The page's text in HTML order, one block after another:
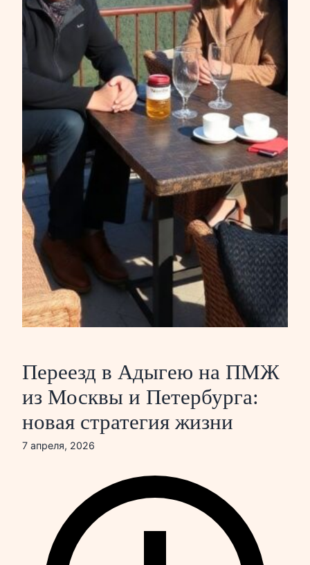
Переезд в Адыгею на ПМЖ
из Москвы и Петербурга:
новая стратегия жизни
7 апреля, 2026